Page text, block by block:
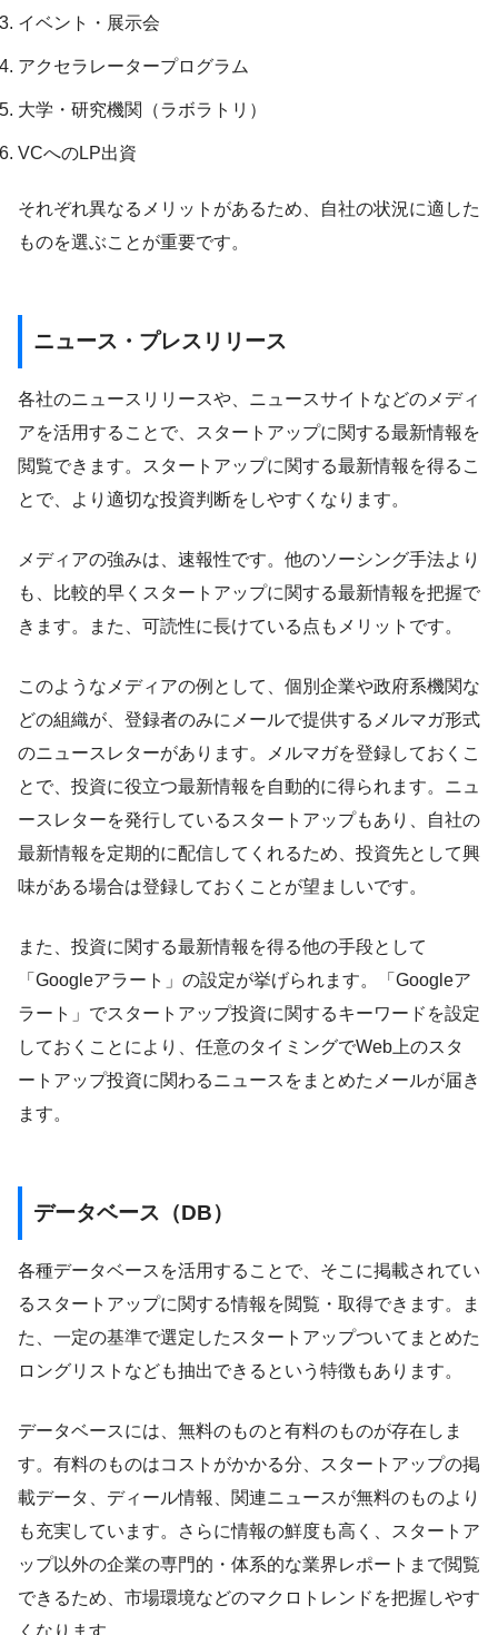
イベント・展示会
アクセラレータープログラム
大学・研究機関（ラボラトリ）
VCへのLP出資
それぞれ異なるメリットがあるため、自社の状況に適した
ものを選ぶことが重要です。
ニュース・プレスリリース
各社のニュースリリースや、ニュースサイトなどのメディ
アを活用することで、スタートアップに関する最新情報を
閲覧できます。スタートアップに関する最新情報を得るこ
とで、より適切な投資判断をしやすくなります。
メディアの強みは、速報性です。他のソーシング手法より
も、比較的早くスタートアップに関する最新情報を把握で
きます。また、可読性に長けている点もメリットです。
このようなメディアの例として、個別企業や政府系機関な
どの組織が、登録者のみにメールで提供するメルマガ形式
のニュースレターがあります。メルマガを登録しておくこ
とで、投資に役立つ最新情報を自動的に得られます。ニュ
ースレターを発行しているスタートアップもあり、自社の
最新情報を定期的に配信してくれるため、投資先として興
味がある場合は登録しておくことが望ましいです。
また、投資に関する最新情報を得る他の手段として
「Googleアラート」の設定が挙げられます。「Googleア
ラート」でスタートアップ投資に関するキーワードを設定
しておくことにより、任意のタイミングでWeb上のスタ
ートアップ投資に関わるニュースをまとめたメールが届き
ます。
データベース（DB）
各種データベースを活用することで、そこに掲載されてい
るスタートアップに関する情報を閲覧・取得できます。ま
た、一定の基準で選定したスタートアップついてまとめた
ロングリストなども抽出できるという特徴もあります。
データベースには、無料のものと有料のものが存在しま
す。有料のものはコストがかかる分、スタートアップの掲
載データ、ディール情報、関連ニュースが無料のものより
も充実しています。さらに情報の鮮度も高く、スタートア
ップ以外の企業の専門的・体系的な業界レポートまで閲覧
できるため、市場環境などのマクロトレンドを把握しやす